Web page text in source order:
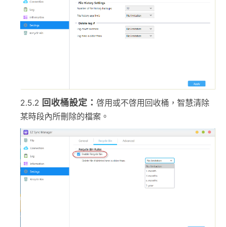
2.5.2 回收桶設定： 啓用或不啓用回收桶，智慧清除
某時段內所刪除的檔案。